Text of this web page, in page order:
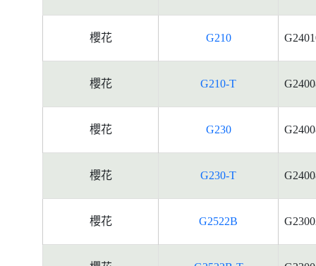
櫻花 G210
櫻花 G210-T
櫻花 G230
櫻花 G230-T
櫻花 G2522B